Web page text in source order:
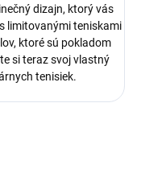
dizajn, ktorý vás
limitovanými teniskami
ktoré sú pokladom
si teraz svoj vlastný
tenisiek.